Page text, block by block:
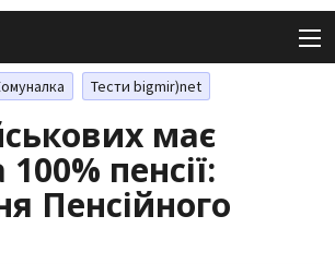
Тести bigmir)net
має
пенсії:
Пенсійного